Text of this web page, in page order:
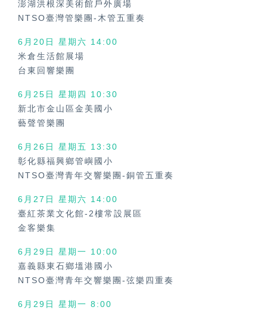
澎湖洪根深美術館戶外廣場
NTSO臺灣管樂團-木管五重奏
6月20日 星期六 14:00
米倉生活館展場
台東回響樂團
6月25日 星期四
10:30
新北市金山區金美國小
藝聲管樂團
6月26日 星期五
13:30
彰化縣福興鄉管嶼國小
NTSO臺灣青年交響樂團-銅管五重奏
6月27日 星期六 14:00
臺紅茶業文化館-2樓常設展區
金客樂集
6月29日 星期一 10:00
嘉義縣東石鄉塭港國小
NTSO臺灣青年交響樂團-弦樂四重奏
6月29日 星期一 8:00